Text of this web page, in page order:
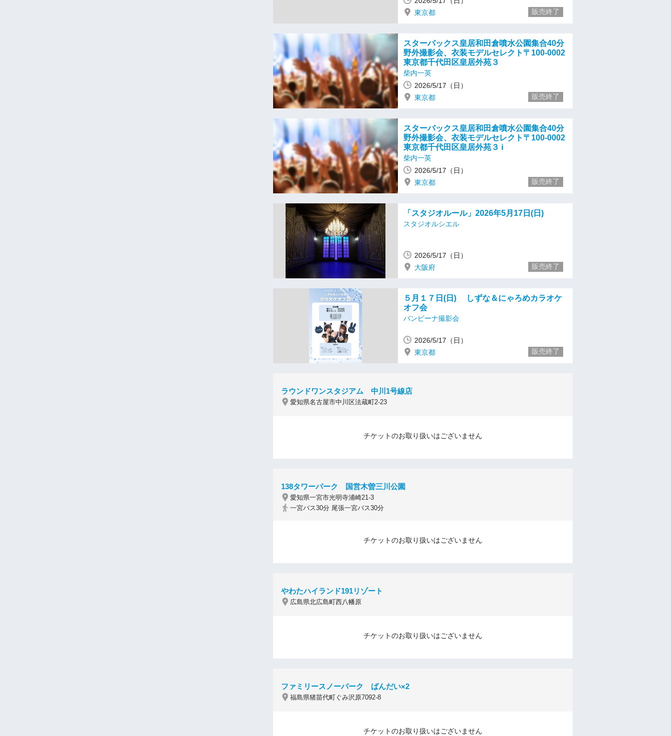
東京都
販売終了
スターバックス皇居和田倉噴水公園集合40分
野外撮影会、衣装モデルセレクト〒100-0002
東京都千代田区皇居外苑３
柴内一英
2026/5/17（日）
東京都
販売終了
スターバックス皇居和田倉噴水公園集合40分
野外撮影会、衣装モデルセレクト〒100-0002
東京都千代田区皇居外苑３ i
柴内一英
2026/5/17（日）
東京都
販売終了
「スタジオルール」2026年5月17日(日)
スタジオルシエル
2026/5/17（日）
大阪府
販売終了
５月１７日(日) しずな＆にゃろめカラオケ
オフ会
バンビーナ撮影会
2026/5/17（日）
東京都
販売終了
ラウンドワンスタジアム 中川1号線店
愛知県名古屋市中川区法蔵町2-23
チケットのお取り扱いはございません
138タワーパーク 国営木曽三川公園
愛知県一宮市光明寺浦崎21-3
一宮バス30分 尾張一宮バス30分
チケットのお取り扱いはございません
やわたハイランド191リゾート
広島県北広島町西八幡原
チケットのお取り扱いはございません
ファミリースノーパーク ばんだい×2
福島県猪苗代町ぐみ沢原7092-8
チケットのお取り扱いはございません